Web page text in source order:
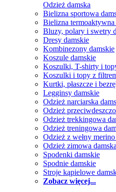
Odzież damska
Bielizna sportowa
Bielizna termoaktywna
Bluzy, polary i swetry
Dresy damskie
Kombinezony damskie
Koszule damskie
Koszulki, T-shirty i
Koszulki i topy z
Kurtki, płaszcze i
Legginsy damskie
Odzież narciarska
Odzież
Odzież trekkingowa
Odzież treningowa
Odzież z wełny merino
Odzież zimowa damska
Spodenki damskie
Spodnie damskie
Stroje kąpielowe
Zobacz więcej...